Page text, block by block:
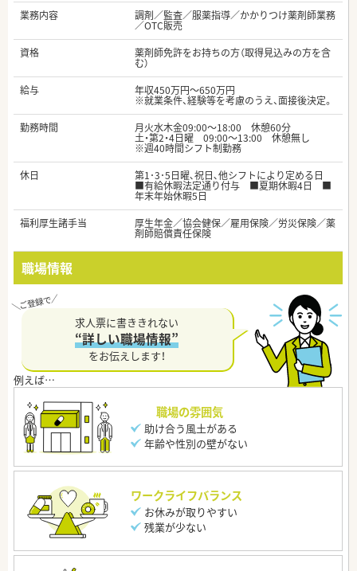
業務内容
調剤／監査／服薬指導／かかりつけ薬剤師業務
／OTC販売
資格
薬剤師免許をお持ちの方（取得見込みの方を含
む）
給与
年収450万円～650万円
※就業条件、経験等を考慮のうえ、面接後決定。
勤務時間
月火水木金09:00～18:00 休憩60分
土・第2・4日曜 09:00～13:00 休憩無し
※週40時間シフト制勤務
休日
第1･3･5日曜､祝日､他シフトにより定める日
■有給休暇法定通り付与 ■夏期休暇4日 ■
年末年始休暇5日
福利厚生諸手当
厚生年金／協会健保／雇用保険／労災保険／薬
剤師賠償責任保険
職場情報
求人票に書ききれない
“詳しい職場情報”
をお伝えします！
職場の雰囲気
助け合う風土がある
年齢や性別の壁がない
ワークライフバランス
お休みが取りやすい
残業が少ない